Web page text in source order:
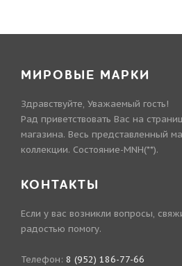
МИРОВЫЕ МАРКИ
Здравствуйте, Уважаемый гость!
Рад приветствовать Вас на
магазина. Весь представленный
коллекции. Состояние-MNH(**).
КОНТАКТЫ
Если у вас возникли вопросы,
радостью помогу.
Телефон: 8 (952) 186-77-66